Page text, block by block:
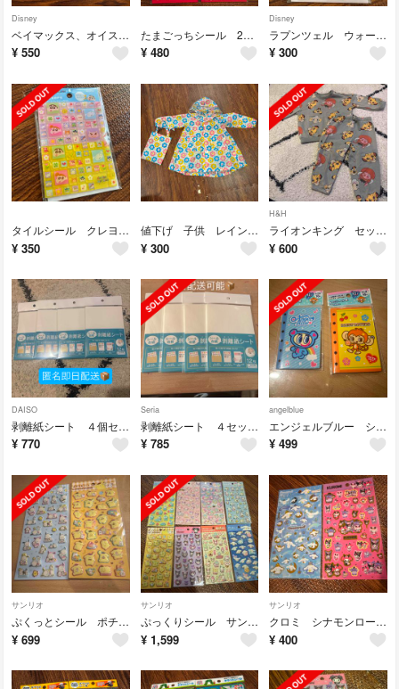
Disney
ベイマックス、オイスターのウォーターシール
¥ 550
たまごっちシール 2枚セット
¥ 480
Disney
ラプンツェル ウォーターシール プリンセス
¥ 300
タイルシール クレヨンしんちゃん 匿名配送
¥ 350
値下げ 子供 レインポンチョ 着丈60センチ 花柄 収納袋付き
¥ 300
H&H
ライオンキング セットアップ 90センチ H&M
¥ 600
DAISO
剥離紙シート ４個セット シール台紙 匿名即日配送
¥ 770
Seria
剥離紙シート ４セット 即日発送します
¥ 785
angelblue
エンジェルブルー シール帳セット
¥ 499
サンリオ
ぷくっとシール ポチャッコ ポムポムプリン
¥ 699
サンリオ
ぷっくりシール サンリオ全種類セット
¥ 1,599
サンリオ
クロミ シナモンロール キラキラシール
¥ 400